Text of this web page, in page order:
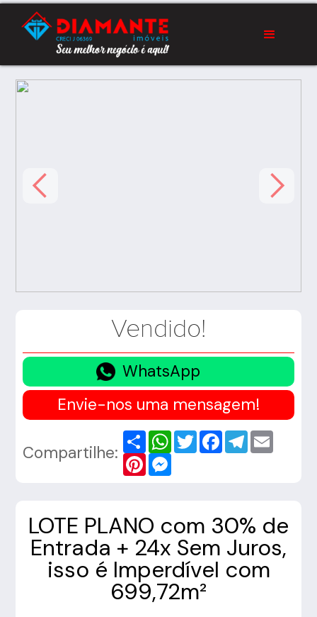
Vendido!
WhatsApp
Envie-nos uma mensagem!
Compartilhe:
Share WhatsApp
TwitterFacebookTelegram
Pinterest
LOTE PLANO com 30% de
Entrada + 24x Sem Juros,
isso é Imperdível com
699,72m²